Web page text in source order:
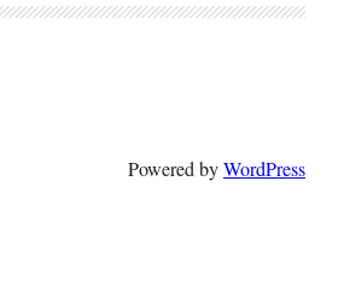
Powered byWordPress